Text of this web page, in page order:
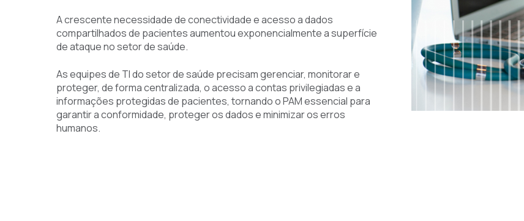
A crescente necessidade de conectividade e acesso a dados
compartilhados de pacientes aumentou exponencialmente a superfície
de ataque no setor de saúde.
As equipes de TI do setor de saúde precisam gerenciar, monitorar e
proteger, de forma centralizada, o acesso a contas privilegiadas e a
informações protegidas de pacientes, tornando o PAM essencial para
garantir a conformidade, proteger os dados e minimizar os erros
humanos.